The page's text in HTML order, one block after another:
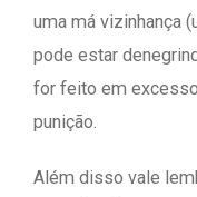
uma má vizinhança
pode estar
for feito em
punição.
Além disso vale